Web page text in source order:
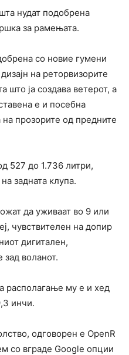
нудат подобрена
за рамењата.
со новие гумени
на реторвизорите
што ја создава ветерот, а
е и посебна
на прозорите од предните
527 до 1.736 литри,
задната клупа.
да уживаат во 9 или
чувствителен на допир
дигитален,
зад воланот.
располагање му е и хед
инчи.
одговорен е OpenR
со вграде Google опции